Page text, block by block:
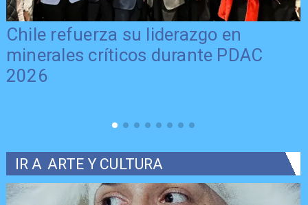
Chile refuerza su liderazgo en
minerales críticos durante PDAC
2026
IR A ARTE Y CULTURA